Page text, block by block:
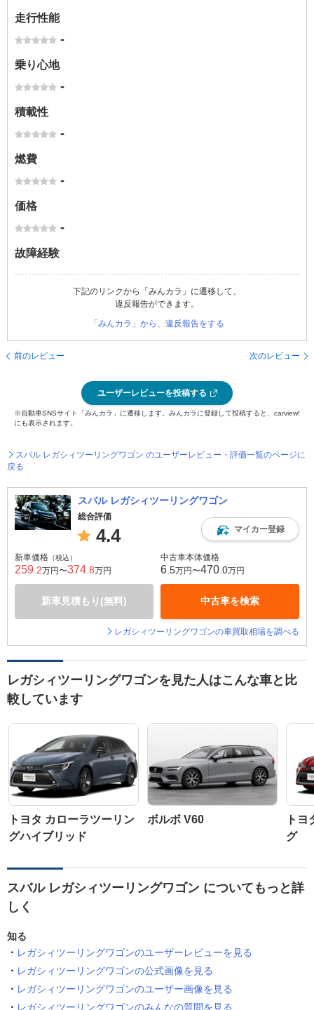
走行性能
-
乗り心地
-
積載性
-
燃費
-
価格
-
故障経験
下記のリンクから「みんカラ」に遷移して、
違反報告ができます。
「みんカラ」から、違反報告をする
前のレビュー 次のレビュー
ユーザーレビューを投稿する
※自動車SNSサイト「みんカラ」に遷移します。みんカラに登録して投稿すると、carview!
にも表示されます。
スバル レガシィツーリングワゴン のユーザーレビュー・評価一覧のページに
戻る
スバル レガシィツーリングワゴン
総合評価
4.4 マイカー登録
新車価格 （税込）
259 .2万円〜374 .8万円
新車見積もり(無料)
中古車本体価格
6 .5万円〜470 .0万円
中古車を検索
レガシィツーリングワゴンの車買取相場を調べる
レガシィツーリングワゴンを見た人はこんな車と比
較しています
トヨタ カローラツーリン
グハイブリッド
ボルボ V60
ト
グ
スバル レガシィツーリングワゴン についてもっと詳
しく
知る
レガシィツーリングワゴンのユーザーレビューを見る
レガシィツーリングワゴンの公式画像を見る
レガシィツーリングワゴンのユーザー画像を見る
レガシィツーリングワゴンのみんなの質問を見る